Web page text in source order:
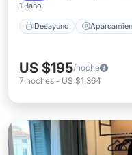
1 Baño
Desayuno
US $195/noche
7 noches - US $1,364